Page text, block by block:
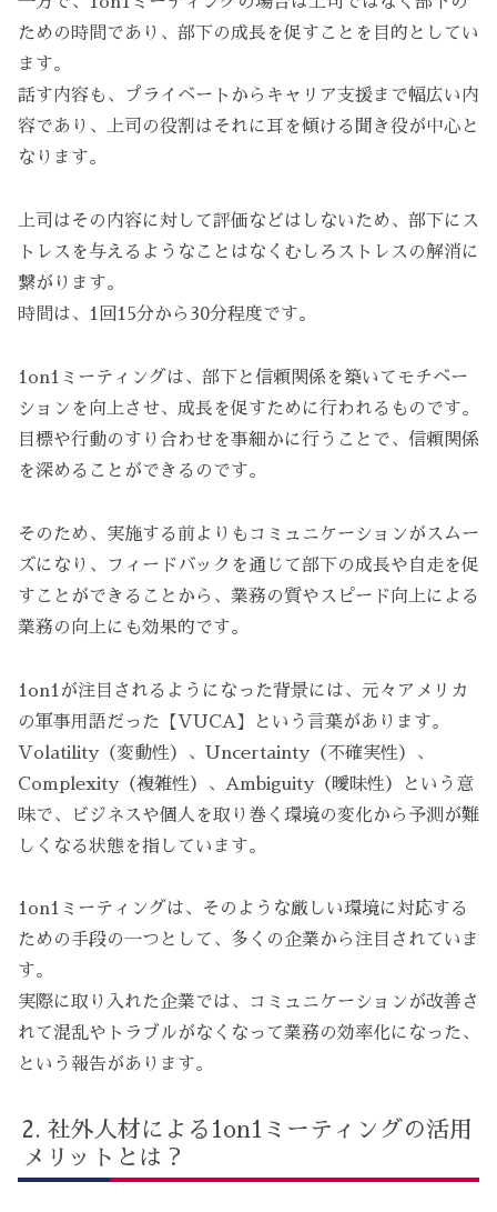
ための時間であり、部下の成長を促すことを目的としてい
ます。
話す内容も、プライベートからキャリア支援まで幅広い内
容であり、上司の役割はそれに耳を傾ける聞き役が中心と
なります。
上司はその内容に対して評価などはしないため、部下にス
トレスを与えるようなことはなくむしろストレスの解消に
繋がります。
時間は、1回15分から30分程度です。
1on1ミーティングは、部下と信頼関係を築いてモチベー
ションを向上させ、成長を促すために行われるものです。
目標や行動のすり合わせを事細かに行うことで、信頼関係
を深めることができるのです。
そのため、実施する前よりもコミュニケーションがスムー
ズになり、フィードバックを通じて部下の成長や自走を促
すことができることから、業務の質やスピード向上による
業務の向上にも効果的です。
1on1が注目されるようになった背景には、元々アメリカ
の軍事用語だった【VUCA】という言葉があります。
Volatility（変動性）、Uncertainty（不確実性）、
Complexity（複雑性）、Ambiguity（曖昧性）という意
味で、ビジネスや個人を取り巻く環境の変化から予測が難
しくなる状態を指しています。
1on1ミーティングは、そのような厳しい環境に対応する
ための手段の一つとして、多くの企業から注目されていま
す。
実際に取り入れた企業では、コミュニケーションが改善さ
れて混乱やトラブルがなくなって業務の効率化になった、
という報告があります。
社外人材による1on1ミーティングの活用
メリットとは？